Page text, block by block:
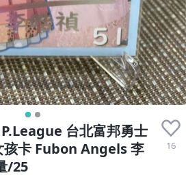
台北富邦勇士
孩卡 Fubon Angels 李
/25
16